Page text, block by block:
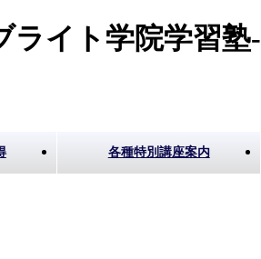
ライト学院学習塾-
各種特別講座案内